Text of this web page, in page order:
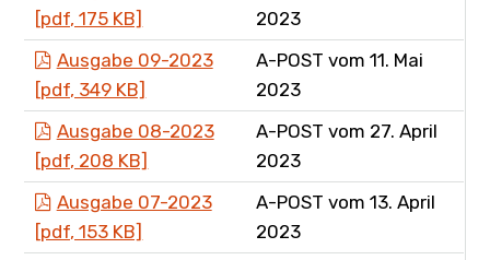
[pdf, 175 KB]
2023
Ausgabe 09-2023
[pdf, 349 KB]
A-POST vom 11. Mai
2023
Ausgabe 08-2023
[pdf, 208 KB]
A-POST vom 27. April
2023
Ausgabe 07-2023
[pdf, 153 KB]
A-POST vom 13. April
2023